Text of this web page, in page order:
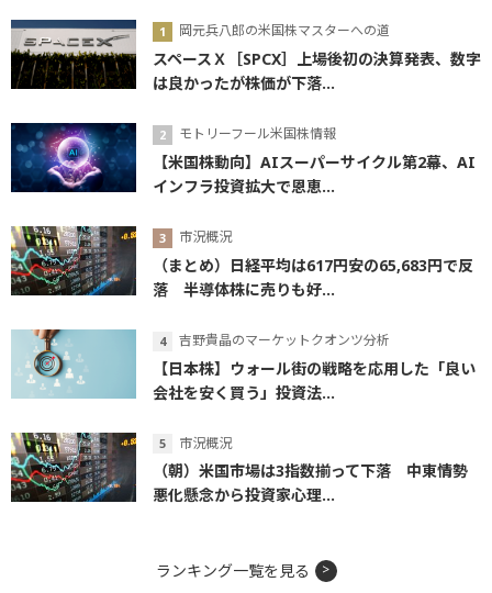
岡元兵八郎の米国株マスターへの道
スペースＸ［SPCX］上場後初の決算発表、数字
は良かったが株価が下落...
モトリーフール米国株情報
【米国株動向】AIスーパーサイクル第2幕、AI
インフラ投資拡大で恩恵...
市況概況
（まとめ）日経平均は617円安の65,683円で反
落 半導体株に売りも好...
吉野貴晶のマーケットクオンツ分析
【日本株】ウォール街の戦略を応用した「良い
会社を安く買う」投資法...
市況概況
（朝）米国市場は3指数揃って下落 中東情勢
悪化懸念から投資家心理...
ランキング一覧を見る